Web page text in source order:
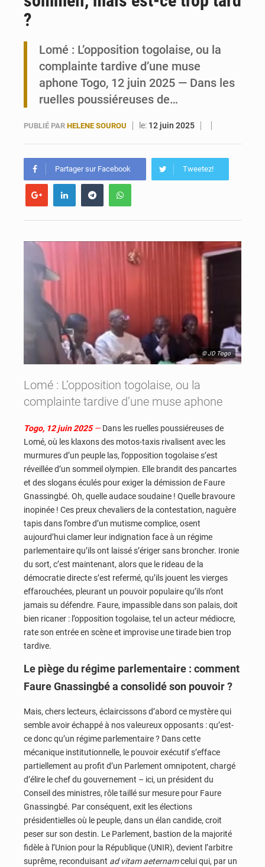
Maurice : Démission de la ministre Véronique Leu-Govind
?
Lomé : L’opposition togolaise, ou la
complainte tardive d’une muse
aphone Togo, 12 juin 2025 — Dans les
ruelles poussiéreuses de…
PUBLIÉ PAR HELENE SOUROU le: 12 juin 2025
Partager sur Facebook Tweetez!
© JD Togo
Lomé : L’opposition togolaise, ou la
complainte tardive d’une muse aphone
Togo, 12 juin 2025—Dans les ruelles poussiéreuses de
Lomé, où les klaxons des motos-taxis rivalisent avec les
murmures d’un peuple las, l’opposition togolaise s’est
réveillée d’un sommeil olympien. Elle brandit des pancartes
et des slogans éculés pour exiger la démission de Faure
Gnassingbé. Oh, quelle audace soudaine ! Quelle bravoure
inopinée ! Ces preux chevaliers de la contestation, naguère
tapis dans l’ombre d’un mutisme complice, osent
aujourd’hui clamer leur indignation face à un régime
parlementaire qu’ils ont laissé s’ériger sans broncher. Ironie
du sort, c’est maintenant, alors que le rideau de la
démocratie directe s’est refermé, qu’ils jouent les vierges
effarouchées, pleurant un pouvoir populaire qu’ils n’ont
jamais su défendre. Faure, impassible dans son palais, doit
bien ricaner : l’opposition togolaise, tel un acteur médiocre,
rate son entrée en scène et improvise une tirade bien trop
tardive.
Le piège du régime parlementaire : comment
Faure Gnassingbé a consolidé son pouvoir ?
Mais, chers lecteurs, éclaircissons d’abord ce mystère qui
semble avoir échappé à nos valeureux opposants : qu’est-
ce donc qu’un régime parlementaire ? Dans cette
mécanique institutionnelle, le pouvoir exécutif s’efface
partiellement au profit d’un Parlement omnipotent, chargé
d’élire le chef du gouvernement – ici, un président du
Conseil des ministres, rôle taillé sur mesure pour Faure
Gnassingbé. Par conséquent, exit les élections
présidentielles où le peuple, dans un élan candide, croit
peser sur son destin. Le Parlement, bastion de la majorité
fidèle à l’Union pour la République (UNIR), devient l’arbitre
suprême, reconduisant ad vitam aeternamcelui qui, par un